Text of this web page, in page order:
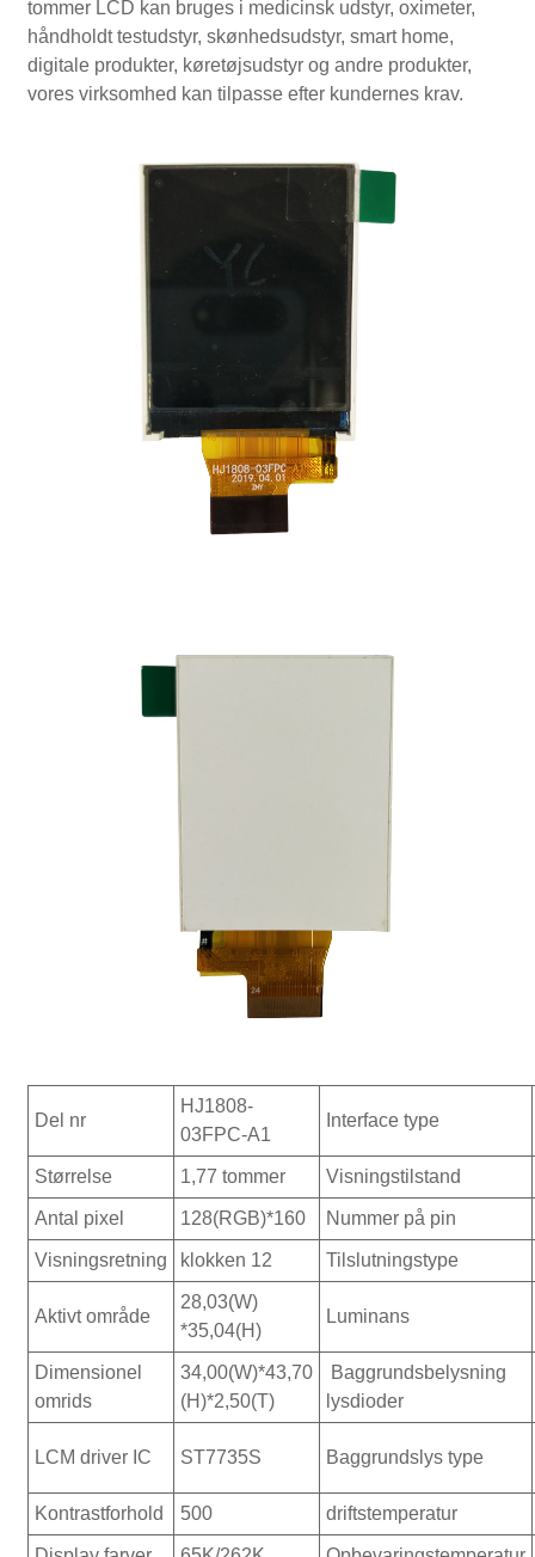
tommer LCD kan bruges i medicinsk udstyr, oximeter,
håndholdt testudstyr, skønhedsudstyr, smart home,
digitale produkter, køretøjsudstyr og andre produkter,
vores virksomhed kan tilpasse efter kundernes krav.
Del nr
HJ1808-
03FPC-A1
Interface type
Størrelse 1,77 tommer Visningstilstand
Antal pixel 128(RGB)*160 Nummer på pin
Visningsretning klokken 12 Tilslutningstype
Aktivt område
28,03(W)
*35,04(H)
Luminans
Dimensionel
omrids
34,00(W)*43,70
(H)*2,50(T)
Baggrundsbelysning
lysdioder
LCM driver IC ST7735S Baggrundslys type
Kontrastforhold 500 driftstemperatur